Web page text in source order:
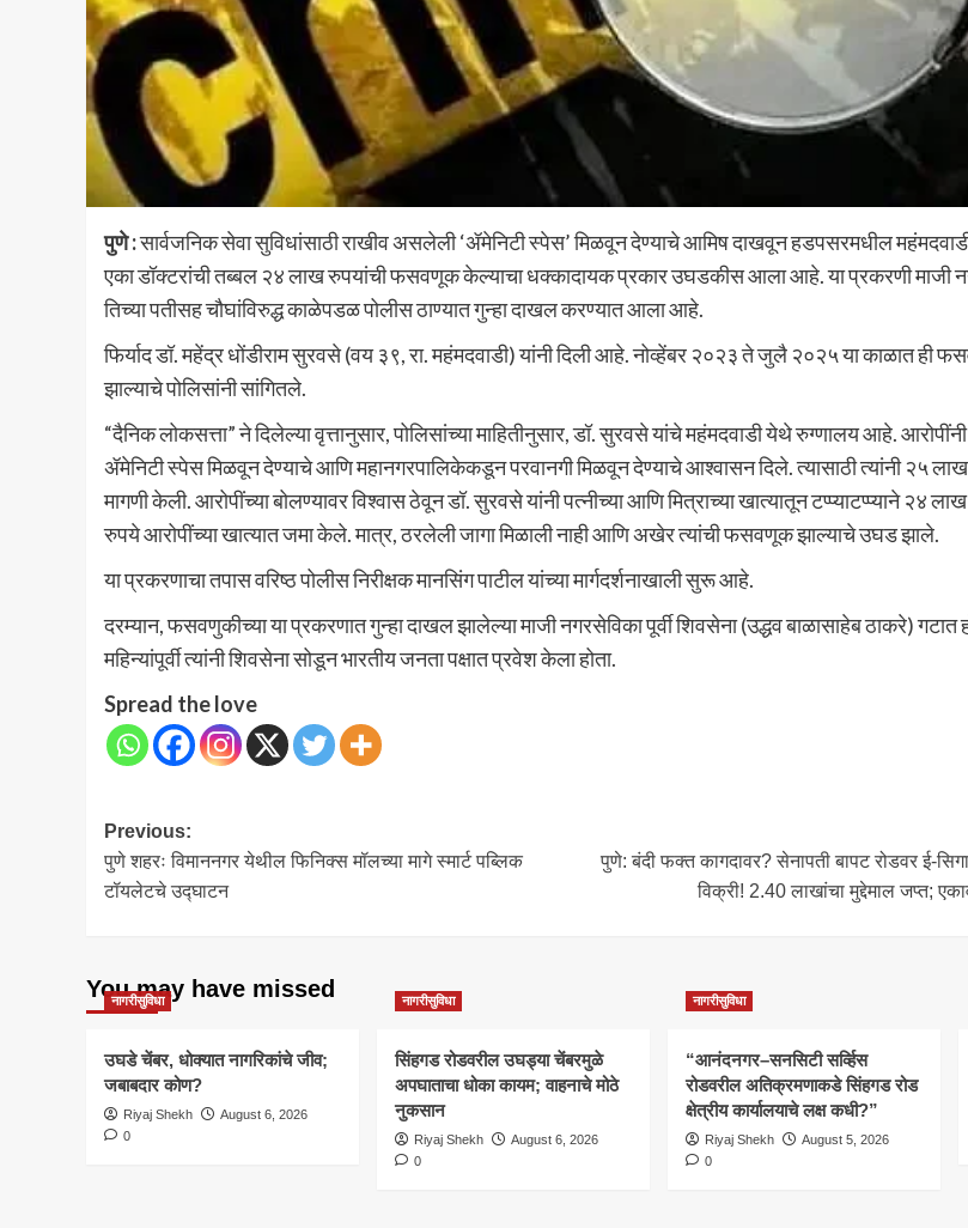
पुणे :सार्वजनिक सेवा सुविधांसाठी राखीव असलेली ‘ॲमेनिटी स्पेस’ मिळवून देण्याचे आमिष दाखवून हडपसरमधील
एका डॉक्टरांची तब्बल २४ लाख रुपयांची फसवणूक केल्याचा धक्कादायक प्रकार उघडकीस आला आहे. या प्रकरणी माजी
तिच्या पतीसह चौघांविरुद्ध काळेपडळ पोलीस ठाण्यात गुन्हा दाखल करण्यात आला आहे.
फिर्याद डॉ. महेंद्र धोंडीराम सुरवसे (वय ३९, रा. महंमदवाडी) यांनी दिली आहे. नोव्हेंबर २०२३ ते जुलै २०२५ या काळात ही
झाल्याचे पोलिसांनी सांगितले.
“दैनिक लोकसत्ता” ने दिलेल्या वृत्तानुसार, पोलिसांच्या माहितीनुसार, डॉ. सुरवसे यांचे महंमदवाडी येथे रुग्णालय आहे. आरोपींनी
ॲमेनिटी स्पेस मिळवून देण्याचे आणि महानगरपालिकेकडून परवानगी मिळवून देण्याचे आश्वासन दिले. त्यासाठी त्यांनी २५
मागणी केली. आरोपींच्या बोलण्यावर विश्वास ठेवून डॉ. सुरवसे यांनी पत्नीच्या आणि मित्राच्या खात्यातून टप्प्याटप्प्याने २४
रुपये आरोपींच्या खात्यात जमा केले. मात्र, ठरलेली जागा मिळाली नाही आणि अखेर त्यांची फसवणूक झाल्याचे उघड झाले.
या प्रकरणाचा तपास वरिष्ठ पोलीस निरीक्षक मानसिंग पाटील यांच्या मार्गदर्शनाखाली सुरू आहे.
दरम्यान, फसवणुकीच्या या प्रकरणात गुन्हा दाखल झालेल्या माजी नगरसेविका पूर्वी शिवसेना (उद्धव बाळासाहेब ठाकरे) गटात
महिन्यांपूर्वी त्यांनी शिवसेना सोडून भारतीय जनता पक्षात प्रवेश केला होता.
Spread the love
Post
navigation
Previous:
पुणे शहरः विमाननगर येथील फिनिक्स मॉलच्या मागे स्मार्ट पब्लिक
टॉयलेटचे उद्घाटन
पुणे: बंदी फक्त कागदावर? सेनापती बापट रोडवर ई-
विक्री! 2.40 लाखांचा मुद्देमाल जप्त;
You may have missed
नागरीसुविधा
उघडे चेंबर, धोक्यात नागरिकांचे जीव;
जबाबदार कोण?
Riyaj Shekh
August 6, 2026
0
नागरीसुविधा
सिंहगड रोडवरील उघड्या चेंबरमुळे
अपघाताचा धोका कायम; वाहनाचे मोठे
नुकसान
Riyaj Shekh
August 6, 2026
0
नागरीसुविधा
“आनंदनगर–सनसिटी सर्व्हिस
रोडवरील अतिक्रमणाकडे सिंहगड रोड
क्षेत्रीय कार्यालयाचे लक्ष कधी?”
Riyaj Shekh
August 5, 2026
0